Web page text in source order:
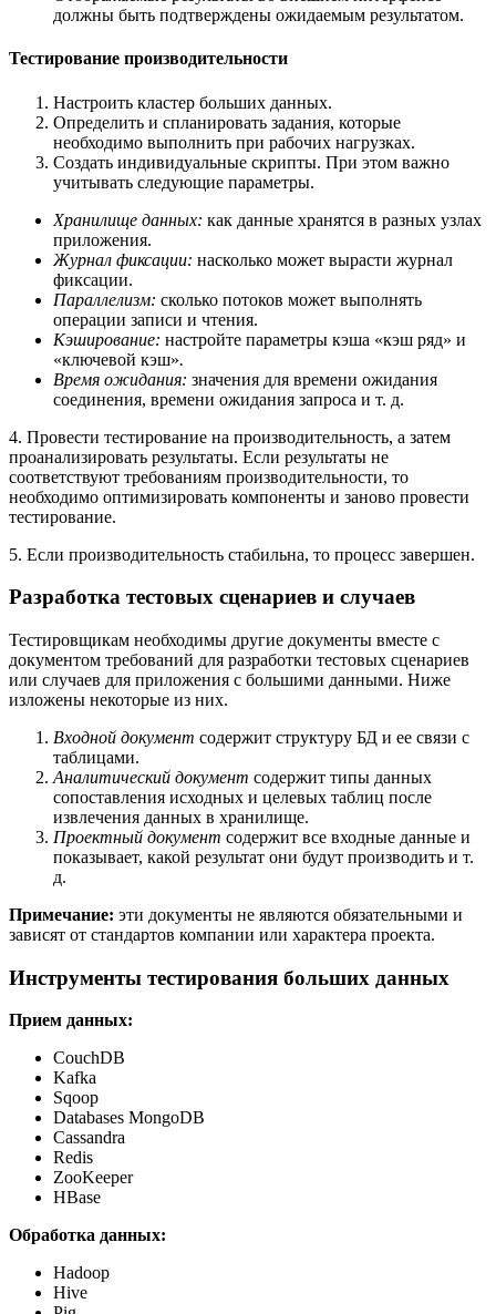
должны быть подтверждены ожидаемым результатом.
Тестирование производительности
Настроить кластер больших данных.
Определить и спланировать задания, которые
необходимо выполнить при рабочих нагрузках.
Создать индивидуальные скрипты. При этом важно
учитывать следующие параметры.
Хранилище данных: как данные хранятся в разных узлах
приложения.
Журнал фиксации: насколько может вырасти журнал
фиксации.
Параллелизм: сколько потоков может выполнять
операции записи и чтения.
Кэширование: настройте параметры кэша «кэш ряд» и
«ключевой кэш».
Время ожидания: значения для времени ожидания
соединения, времени ожидания запроса и т. д.
4. Провести тестирование на производительность, а затем
проанализировать результаты. Если результаты не
соответствуют требованиям производительности, то
необходимо оптимизировать компоненты и заново провести
тестирование.
5. Если производительность стабильна, то процесс завершен.
Разработка тестовых сценариев и случаев
Тестировщикам необходимы другие документы вместе с
документом требований для разработки тестовых сценариев
или случаев для приложения с большими данными. Ниже
изложены некоторые из них.
Входной документ содержит структуру БД и ее связи с
таблицами.
Аналитический документ содержит типы данных
сопоставления исходных и целевых таблиц после
извлечения данных в хранилище.
Проектный документ содержит все входные данные и
показывает, какой результат они будут производить и т.
д.
Примечание: эти документы не являются обязательными и
зависят от стандартов компании или характера проекта.
Инструменты тестирования больших данных
Прием данных:
CouchDB
Kafka
Sqoop
Databases MongoDB
Cassandra
Redis
ZooKeeper
HBase
Обработка данных:
Hadoop
Hive